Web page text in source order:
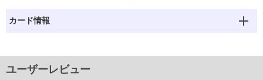
カード情報
ユーザーレビュー